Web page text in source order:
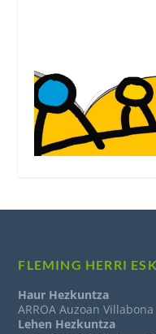
FLEMING HERRI
Haur Hezkuntza
ARROA Auzoan
Lehen Hezkuntza